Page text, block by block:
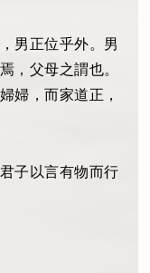
男正位乎外。男
，父母之謂也。
婦，而家道正，
子以言有物而行